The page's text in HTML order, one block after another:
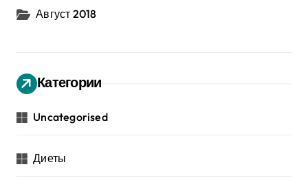
Август 2018
Категории
Uncategorised
Диеты